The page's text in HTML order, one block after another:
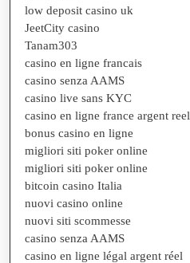
low deposit casino uk
JeetCity casino
Tanam303
casino en ligne francais
casino senza AAMS
casino live sans KYC
casino en ligne france argent reel
bonus casino en ligne
migliori siti poker online
migliori siti poker online
bitcoin casino Italia
nuovi casino online
nuovi siti scommesse
casino senza AAMS
casino en ligne légal argent réel